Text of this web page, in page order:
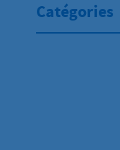
Catégories